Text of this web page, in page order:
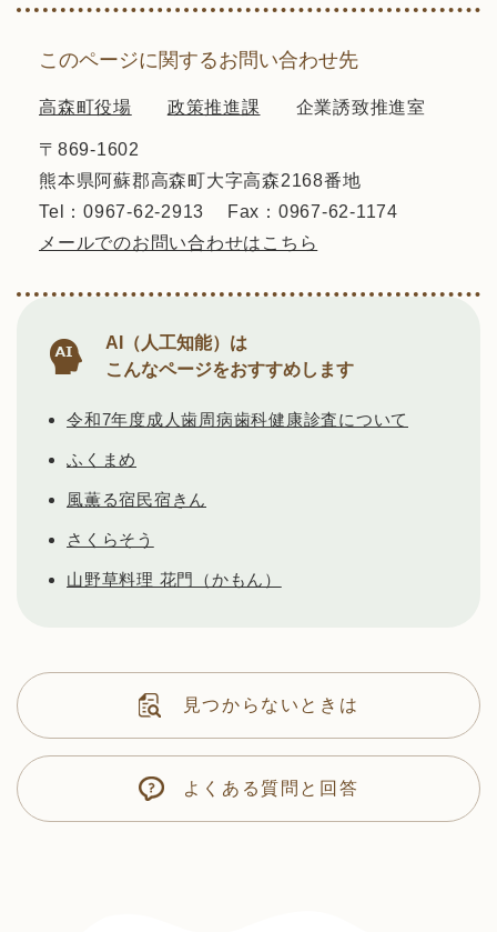
このページに関するお問い合わせ先
高森町役場 政策推進課 企業誘致推進室
〒869-1602
熊本県阿蘇郡高森町大字高森2168番地
Tel：0967-62-2913
Fax：0967-62-1174
メールでのお問い合わせはこちら
AI（人工知能）は
こんなページをおすすめします
令和7年度成人歯周病歯科健康診査について
ふくまめ
風薫る宿民宿きん
さくらそう
山野草料理 花門（かもん）
見つからないときは
よくある質問と回答